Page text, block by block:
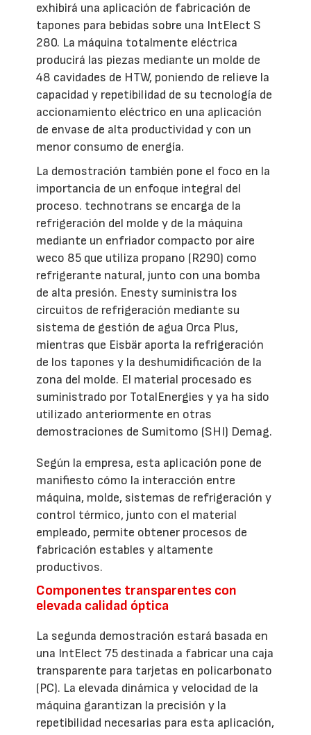
exhibirá una aplicación de fabricación de
tapones para bebidas sobre una IntElect S
280. La máquina totalmente eléctrica
producirá las piezas mediante un molde de
48 cavidades de HTW, poniendo de relieve la
capacidad y repetibilidad de su tecnología de
accionamiento eléctrico en una aplicación
de envase de alta productividad y con un
menor consumo de energía.
La demostración también pone el foco en la
importancia de un enfoque integral del
proceso. technotrans se encarga de la
refrigeración del molde y de la máquina
mediante un enfriador compacto por aire
weco 85 que utiliza propano (R290) como
refrigerante natural, junto con una bomba
de alta presión. Enesty suministra los
circuitos de refrigeración mediante su
sistema de gestión de agua Orca Plus,
mientras que Eisbär aporta la refrigeración
de los tapones y la deshumidificación de la
zona del molde. El material procesado es
suministrado por TotalEnergies y ya ha sido
utilizado anteriormente en otras
demostraciones de Sumitomo (SHI) Demag.
Según la empresa, esta aplicación pone de
manifiesto cómo la interacción entre
máquina, molde, sistemas de refrigeración y
control térmico, junto con el material
empleado, permite obtener procesos de
fabricación estables y altamente
productivos.
Componentes transparentes con
elevada calidad óptica
La segunda demostración estará basada en
una IntElect 75 destinada a fabricar una caja
transparente para tarjetas en policarbonato
(PC). La elevada dinámica y velocidad de la
máquina garantizan la precisión y la
repetibilidad necesarias para esta aplicación,